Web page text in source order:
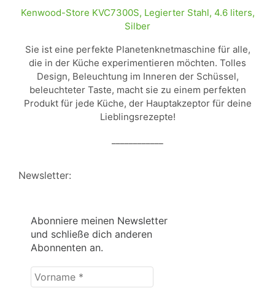
Kenwood-Store KVC7300S, Legierter Stahl, 4.6 liters,
Silber
Sie ist eine perfekte Planetenknetmaschine für alle,
die in der Küche experimentieren möchten. Tolles
Design, Beleuchtung im Inneren der Schüssel,
beleuchteter Taste, macht sie zu einem perfekten
Produkt für jede Küche, der Hauptakzeptor für deine
Lieblingsrezepte!
Newsletter:
Abonniere meinen Newsletter
und schließe dich anderen
Abonnenten an.
Vorname
*